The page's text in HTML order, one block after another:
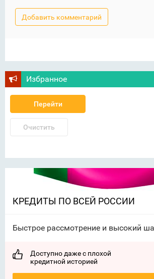
Избранное
Перейти
Очистить
КРЕДИТЫ ПО ВСЕЙ РОССИИ
Быстрое рассмотрение и высокий
Доступно даже с плохой
кредитной историей